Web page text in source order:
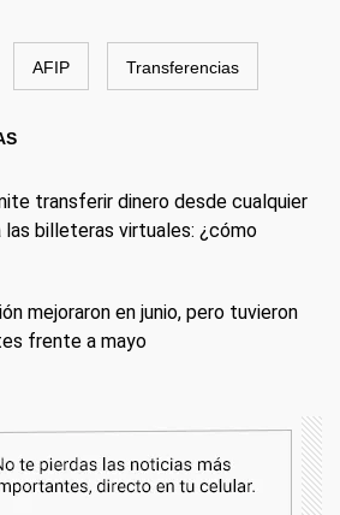
AFIP Transferencias
transferir dinero desde cualquier
las billeteras virtuales: ¿cómo
mejoraron en junio, pero tuvieron
frente a mayo